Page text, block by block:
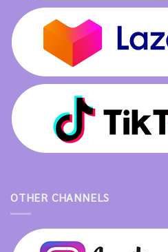
OTHER CHANNELS